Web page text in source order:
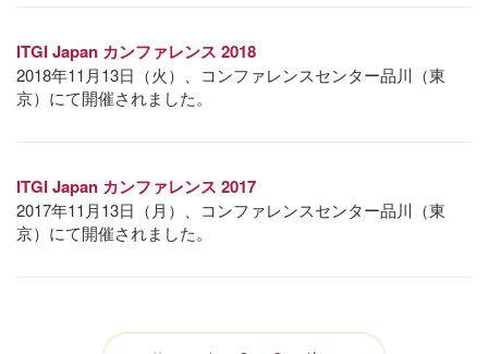
ITGI Japan カンファレンス 2018
2018年11月13日（火）、コンファレンスセンター品川（東
京）にて開催されました。
ITGI Japan カンファレンス 2017
2017年11月13日（月）、コンファレンスセンター品川（東
京）にて開催されました。